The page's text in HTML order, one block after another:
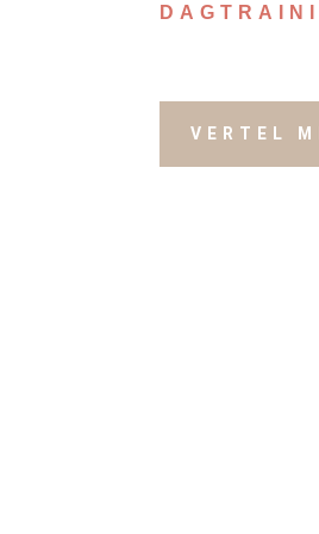
VERTEL